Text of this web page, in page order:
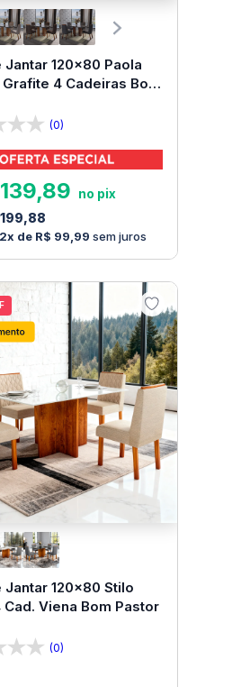
Jantar 120x80 Paola
4 Cadeiras Bom
(0)
139,89
199,88
R$ 99,99 sem juros
Jantar 120x80 Stilo
Viena Bom Pastor
(0)